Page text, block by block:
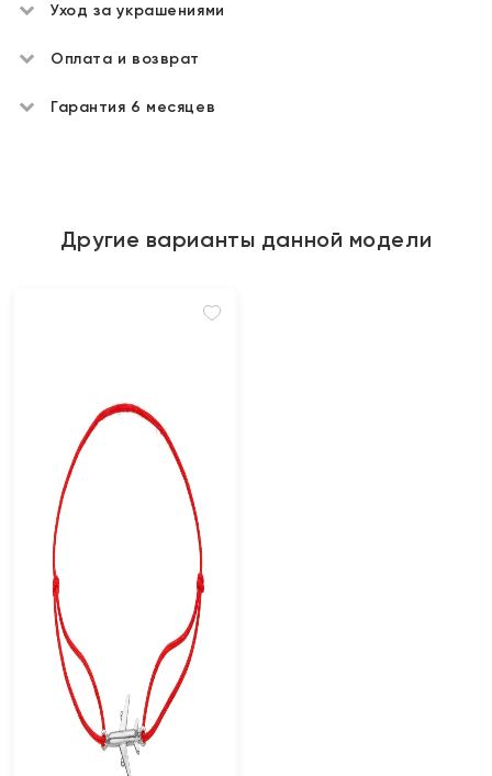
Уход за украшениями
Оплата и возврат
Гарантия 6 месяцев
Другие варианты данной модели